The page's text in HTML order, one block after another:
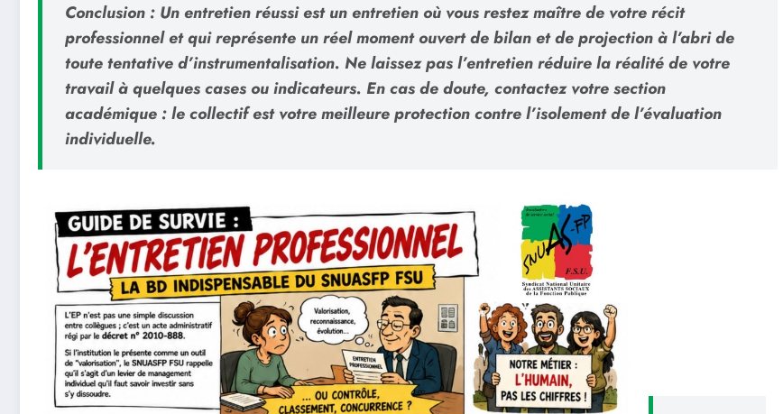
Conclusion : Un entretien réussi est un entretien où vous restez maître de votre récit
professionnel et qui représente un réel moment ouvert de bilan et de projection à l’abri de
toute tentative d’instrumentalisation. Ne laissez pas l’entretien réduire la réalité de votre
travail à quelques cases ou indicateurs. En cas de doute, contactez votre section
académique : le collectif est votre meilleure protection contre l’isolement de l’évaluation
individuelle.